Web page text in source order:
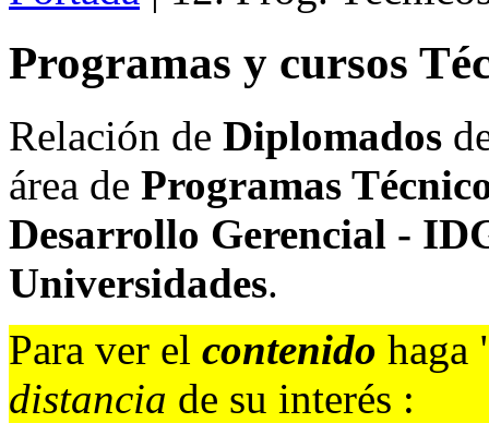
Programas y cursos
Relación de Diplomados
área de Programas
Desarrollo Gerencial -
Universidades.
Para ver el contenido haga
distancia de su interés :